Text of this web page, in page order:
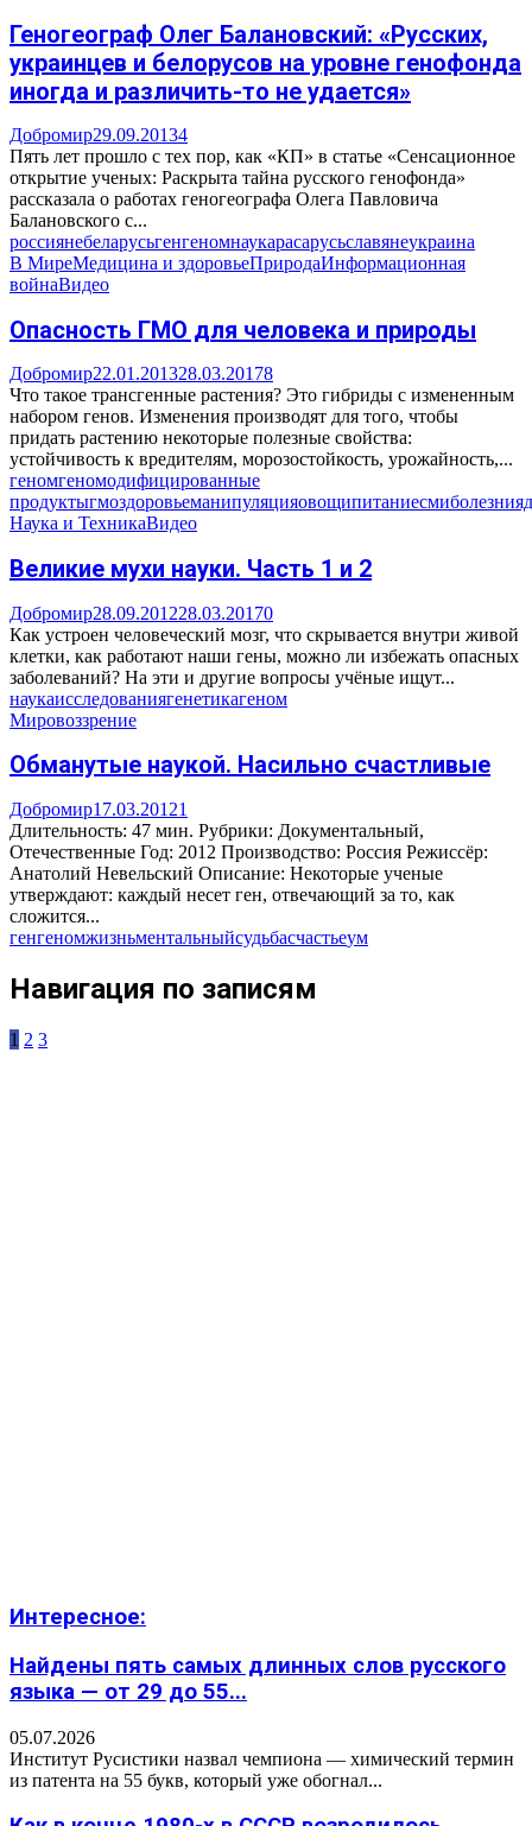
Геногеограф Олег Балановский: «Русских,
украинцев и белорусов на уровне генофонда
иногда и различить-то не удается»
Добромир29.09.20134
Пять лет прошло с тех пор, как «КП» в статье «Сенсационное
открытие ученых: Раскрыта тайна русского генофонда»
рассказала о работах геногеографа Олега Павловича
Балановского с...
россиянебеларусьгенгеномнаукарасарусьславянеукраина
В МиреМедицина и здоровьеПриродаИнформационная
войнаВидео
Опасность ГМО для человека и природы
Добромир22.01.201328.03.20178
Что такое трансгенные растения? Это гибриды с измененным
набором генов. Изменения производят для того, чтобы
придать растению некоторые полезные свойства:
устойчивость к вредителям, морозостойкость, урожайность,...
геномгеномодифицированные
продуктыгмоздоровьеманипуляцияовощипитаниесмиболезнияд
Наука и ТехникаВидео
Великие мухи науки. Часть 1 и 2
Добромир28.09.201228.03.20170
Как устроен человеческий мозг, что скрывается внутри живой
клетки, как работают наши гены, можно ли избежать опасных
заболеваний? На эти и другие вопросы учёные ищут...
наукаисследованиягенетикагеном
Мировоззрение
Обманутые наукой. Насильно счастливые
Добромир17.03.20121
Длительность: 47 мин. Рубрики: Документальный,
Отечественные Год: 2012 Производство: Россия Режиссёр:
Анатолий Невельский Описание: Некоторые ученые
утверждают: каждый несет ген, отвечающий за то, как
сложится...
генгеномжизньментальныйсудьбасчастьеум
Навигация по записям
1 2 3
Интересное:
Найдены пять самых длинных слов русского
языка — от 29 до 55...
05.07.2026
Институт Русистики назвал чемпиона — химический термин
из патента на 55 букв, который уже обогнал...